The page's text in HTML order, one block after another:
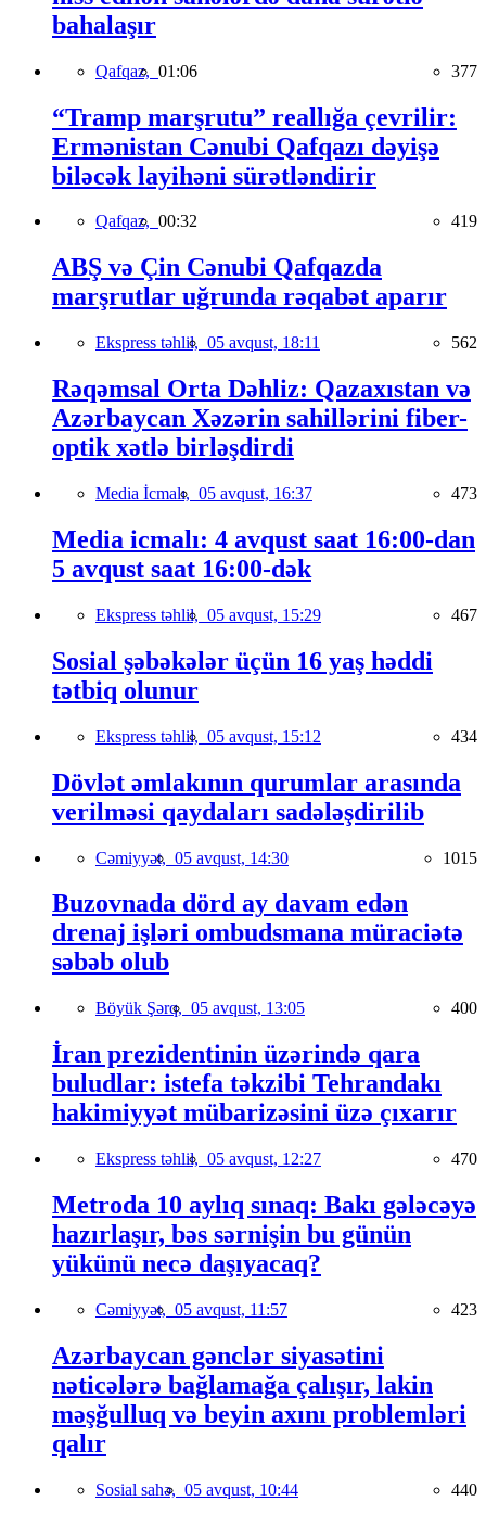
bahalaşır
Qafqaz, 01:06 377
“Tramp marşrutu” reallığa çevrilir:
Ermənistan Cənubi Qafqazı dəyişə
biləcək layihəni sürətləndirir
Qafqaz, 00:32 419
ABŞ və Çin Cənubi Qafqazda
marşrutlar uğrunda rəqabət aparır
Ekspress təhlil, 05 avqust, 18:11 562
Rəqəmsal Orta Dəhliz: Qazaxıstan və
Azərbaycan Xəzərin sahillərini fiber-
optik xətlə birləşdirdi
Media İcmalı, 05 avqust, 16:37 473
Media icmalı: 4 avqust saat 16:00-dan
5 avqust saat 16:00-dək
Ekspress təhlil, 05 avqust, 15:29 467
Sosial şəbəkələr üçün 16 yaş həddi
tətbiq olunur
Ekspress təhlil, 05 avqust, 15:12 434
Dövlət əmlakının qurumlar arasında
verilməsi qaydaları sadələşdirilib
Cəmiyyət, 05 avqust, 14:30 1015
Buzovnada dörd ay davam edən
drenaj işləri ombudsmana müraciətə
səbəb olub
Böyük Şərq, 05 avqust, 13:05 400
İran prezidentinin üzərində qara
buludlar: istefa təkzibi Tehrandakı
hakimiyyət mübarizəsini üzə çıxarır
Ekspress təhlil, 05 avqust, 12:27 470
Metroda 10 aylıq sınaq: Bakı gələcəyə
hazırlaşır, bəs sərnişin bu günün
yükünü necə daşıyacaq?
Cəmiyyət, 05 avqust, 11:57 423
Azərbaycan gənclər siyasətini
nəticələrə bağlamağa çalışır, lakin
məşğulluq və beyin axını problemləri
qalır
Sosial sahə, 05 avqust, 10:44 440